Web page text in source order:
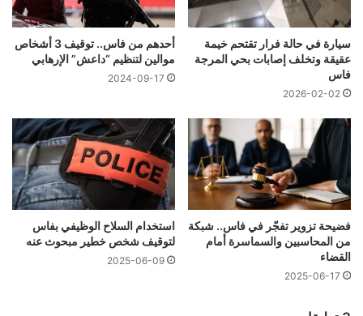
سيارة في حالة فرار تقتحم خيمة
عقيقة وتخلف إصابات بحي المرجة
فاس
2026-02-02
أحدهم من فاس.. توقيف 3 أشخاص
موالين لتنظيم “داعش” الإرهابي
2024-09-17
فضيحة تزوير تفجّر في فاس.. شبكة
من المحاسبين والسماسرة أمام
القضاء
2025-06-17
استخدام السلاح الوظيفي بفاس
لتوقيف شخص خطير مبحوث عنه
2025-06-09